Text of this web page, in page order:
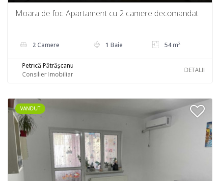
Moara de foc-Apartament cu 2 camere decomandat
2 Camere 1 Baie 54 m2
Petrică Pătrășcanu
Consilier Imobiliar
DETALII
VANDUT